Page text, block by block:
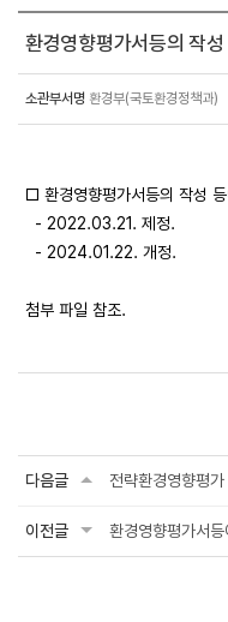
환경영향평가서등의 작
소관부서명 환경부(국토환경정책과)
□ 환경영향평가서등의 작성
- 2022.03.21. 제정.
- 2024.01.22. 개정.
첨부 파일 참조.
다음글 전략환경영향평
이전글 환경영향평가서